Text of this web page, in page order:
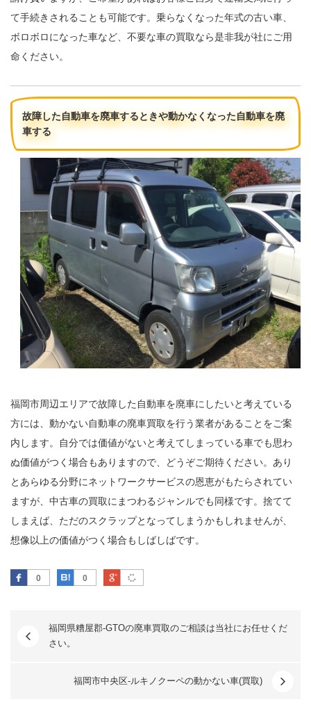
て手続きされることも可能です。乗らなくなった年式の古い車、
ボロボロになった車など、不要な車の買取なら是非我が社にご用
命ください。
故障した自動車を廃車するときや動かなくなった自動車を廃
車する
福岡市周辺エリアで故障した自動車を廃車にしたいと考えている
方には、動かない自動車の廃車買取を行う業者があることをご案
内します。自分では価値がないと考えてしまっている車でも思わ
ぬ価値がつく場合もありますので、どうぞご期待ください。あり
とあらゆる分野にネットワークサービスの恩恵がもたらされてい
ますが、中古車の買取にまつわるジャンルでも同様です。捨てて
しまえば、ただのスクラップとなってしまうかもしれませんが、
想像以上の価値がつく場合もしばしばです。
0
Facebook 0
はてなブックマーク
Google Plus
福岡県糟屋郡-GTOの廃車買取のご相談は当社にお任せくだ
さい。
福岡市中央区-ルキノクーペの動かない車(買取)